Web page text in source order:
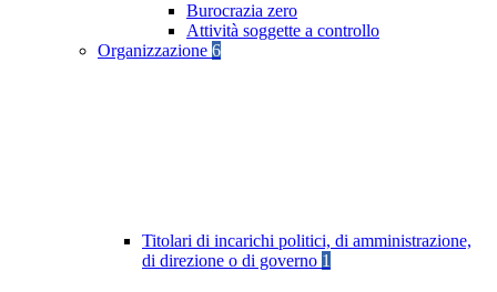
Burocrazia zero
Attività soggette a controllo
Organizzazione 6
Titolari di incarichi politici, di amministrazione,
di direzione o di governo 1